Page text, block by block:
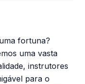
fortuna?
uma vasta
instrutores
para o